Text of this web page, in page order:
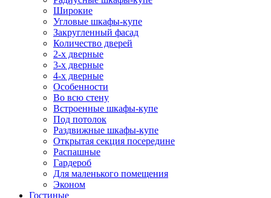
Широкие
Угловые шкафы-купе
Закругленный фасад
Количество дверей
2-х дверные
3-х дверные
4-х дверные
Особенности
Во всю стену
Встроенные шкафы-купе
Под потолок
Раздвижные шкафы-купе
Открытая секция посередине
Распашные
Гардероб
Для маленького помещения
Эконом
Гостиные